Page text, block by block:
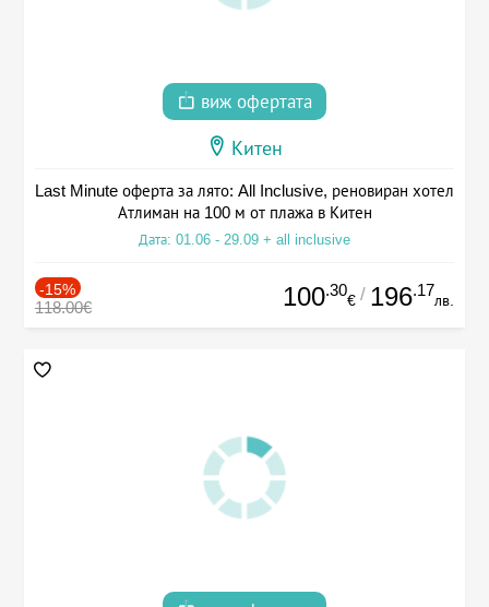
виж офертата
Китен
Last Minute оферта за лято: All Inclusive, реновиран хотел
Атлиман на 100 м от плажа в Китен
Дата: 01.06 - 29.09 + all inclusive
-15%
118.00€ 100.30
€ / 196.17
лв.